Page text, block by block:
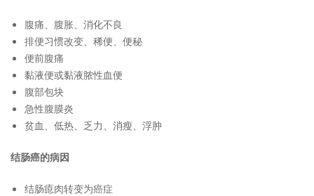
腹痛、腹胀、消化不良
排便习惯改变、稀便、便秘
便前腹痛
黏液便或黏液脓性血便
腹部包块
急性腹膜炎
贫血、低热、乏力、消瘦、浮肿
结肠癌的病因
结肠瘜肉转变为癌症